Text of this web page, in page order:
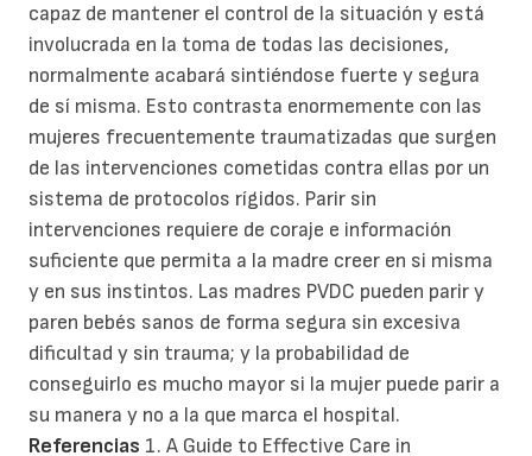
capaz de mantener el control de la situación y está
involucrada en la toma de todas las decisiones,
normalmente acabará sintiéndose fuerte y segura
de sí misma. Esto contrasta enormemente con las
mujeres frecuentemente traumatizadas que surgen
de las intervenciones cometidas contra ellas por un
sistema de protocolos rígidos. Parir sin
intervenciones requiere de coraje e información
suficiente que permita a la madre creer en si misma
y en sus instintos. Las madres PVDC pueden parir y
paren bebés sanos de forma segura sin excesiva
dificultad y sin trauma; y la probabilidad de
conseguirlo es mucho mayor si la mujer puede parir a
su manera y no a la que marca el hospital.
Referencias 1. A Guide to Effective Care in